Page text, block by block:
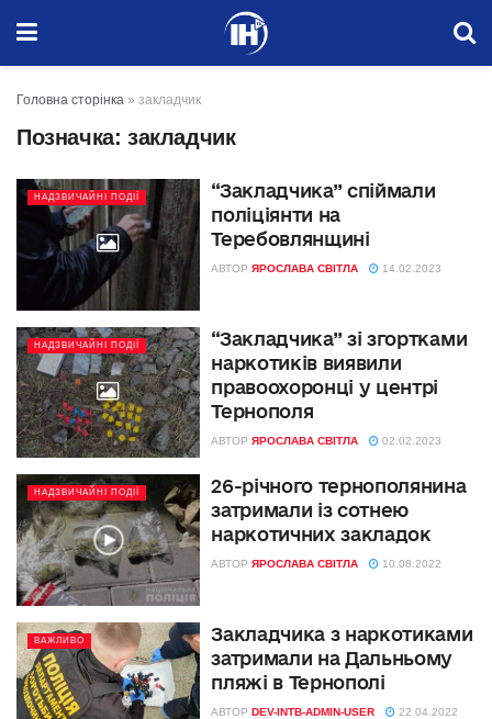
Головна сторінка » закладчик
Позначка: закладчик
НАДЗВИЧАЙНІ ПОДІЇ
“Закладчика” спіймали
поліціянти на
Теребовлянщині
АВТОР ЯРОСЛАВА СВІТЛА 14.02.2023
НАДЗВИЧАЙНІ ПОДІЇ
“Закладчика” зі згортками
наркотиків виявили
правоохоронці у центрі
Тернополя
АВТОР ЯРОСЛАВА СВІТЛА 02.02.2023
НАДЗВИЧАЙНІ ПОДІЇ
26-річного тернополянина
затримали із сотнею
наркотичних закладок
АВТОР ЯРОСЛАВА СВІТЛА 10.08.2022
ВАЖЛИВО
Закладчика з наркотиками
затримали на Дальньому
пляжі в Тернополі
АВТОР DEV-INTB-ADMIN-USER 22.04.2022